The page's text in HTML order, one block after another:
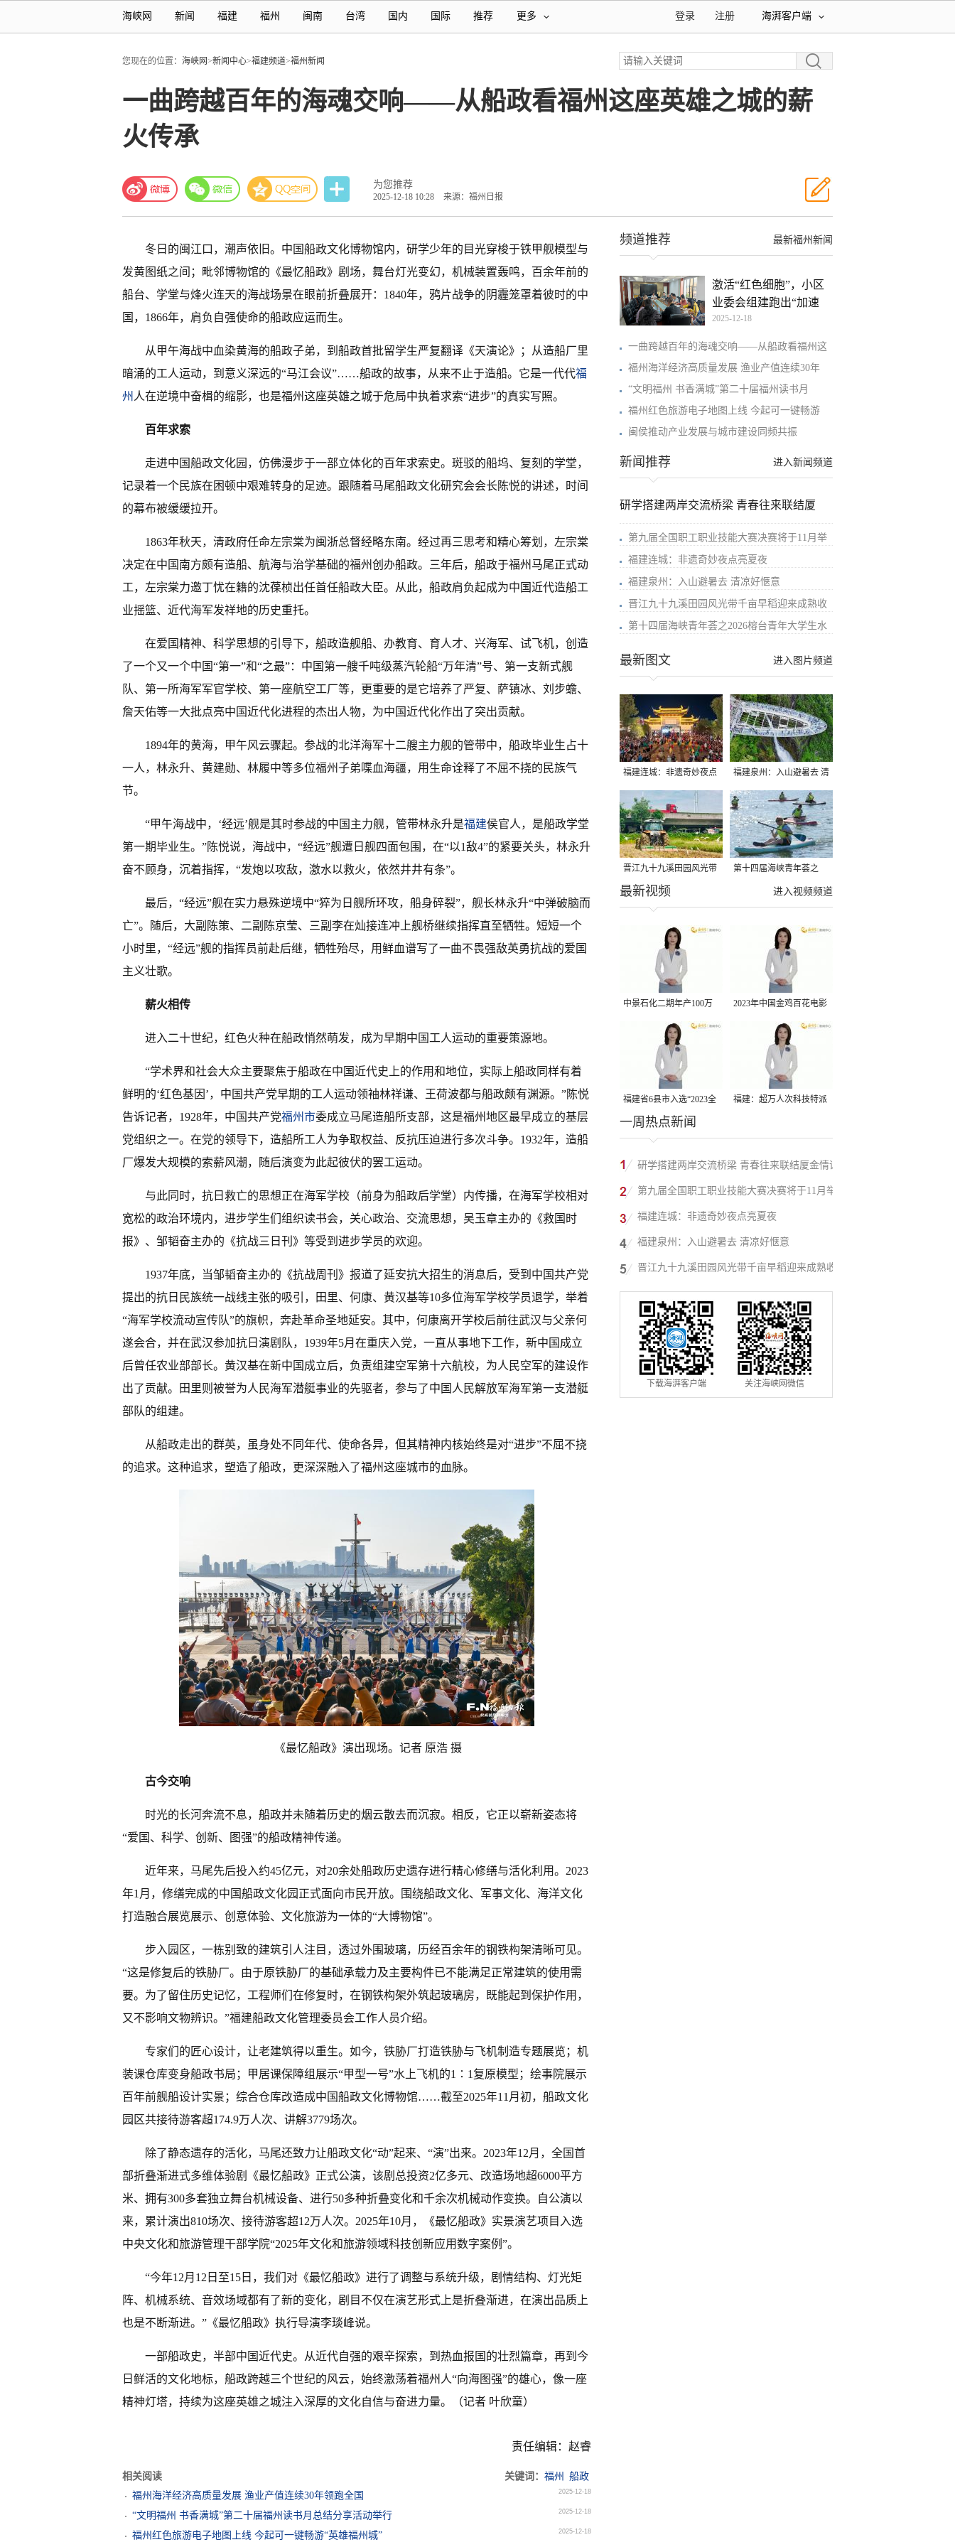
海峡网 新闻 福建 福州 闽南 台湾 国内 国际 推荐 更多 海湃客户端
注册
登录
您现在的位置： 海峡网>新闻中心>福建频道>福州新闻
一曲跨越百年的海魂交响——从船政看福州这座英雄之城的薪
火传承
为您推荐
2025-12-18 10:28 来源：福州日报
冬日的闽江口，潮声依旧。中国船政文化博物馆内，研学少年的目光穿梭于铁甲舰模型与
发黄图纸之间；毗邻博物馆的《最忆船政》剧场，舞台灯光变幻，机械装置轰鸣，百余年前的
船台、学堂与烽火连天的海战场景在眼前折叠展开：1840年，鸦片战争的阴霾笼罩着彼时的中
国，1866年，肩负自强使命的船政应运而生。
从甲午海战中血染黄海的船政子弟，到船政首批留学生严复翻译《天演论》；从造船厂里
暗涌的工人运动，到意义深远的“马江会议”……船政的故事，从来不止于造船。它是一代代福
州 人在逆境中奋楫的缩影，也是福州这座英雄之城于危局中执着求索“进步”的真实写照。
百年求索
走进中国船政文化园，仿佛漫步于一部立体化的百年求索史。斑驳的船坞、复刻的学堂，
记录着一个民族在困顿中艰难转身的足迹。跟随着马尾船政文化研究会会长陈悦的讲述，时间
的幕布被缓缓拉开。
1863年秋天，清政府任命左宗棠为闽浙总督经略东南。经过再三思考和精心筹划，左宗棠
决定在中国南方颇有造船、航海与治学基础的福州创办船政。三年后，船政于福州马尾正式动
工，左宗棠力邀丁忧在籍的沈葆桢出任首任船政大臣。从此，船政肩负起成为中国近代造船工
业摇篮、近代海军发祥地的历史重托。
在爱国精神、科学思想的引导下，船政造舰船、办教育、育人才、兴海军、试飞机，创造
了一个又一个中国“第一”和“之最”：中国第一艘千吨级蒸汽轮船“万年清”号、第一支新式舰
队、第一所海军军官学校、第一座航空工厂等，更重要的是它培养了严复、萨镇冰、刘步蟾、
詹天佑等一大批点亮中国近代化进程的杰出人物，为中国近代化作出了突出贡献。
1894年的黄海，甲午风云骤起。参战的北洋海军十二艘主力舰的管带中，船政毕业生占十
一人，林永升、黄建勋、林履中等多位福州子弟喋血海疆，用生命诠释了不屈不挠的民族气
节。
“甲午海战中，‘经远’舰是其时参战的中国主力舰，管带林永升是福建侯官人，是船政学堂
第一期毕业生。”陈悦说，海战中，“经远”舰遭日舰四面包围，在“以1敌4”的紧要关头，林永升
奋不顾身，沉着指挥，“发炮以攻敌，激水以救火，依然井井有条”。
最后，“经远”舰在实力悬殊逆境中“猝为日舰所环攻，船身碎裂”，舰长林永升“中弹破脑而
亡”。随后，大副陈策、二副陈京莹、三副李在灿接连冲上舰桥继续指挥直至牺牲。短短一个
小时里，“经远”舰的指挥员前赴后继，牺牲殆尽，用鲜血谱写了一曲不畏强敌英勇抗战的爱国
主义壮歌。
薪火相传
进入二十世纪，红色火种在船政悄然萌发，成为早期中国工人运动的重要策源地。
“学术界和社会大众主要聚焦于船政在中国近代史上的作用和地位，实际上船政同样有着
鲜明的‘红色基因’，中国共产党早期的工人运动领袖林祥谦、王荷波都与船政颇有渊源。”陈悦
告诉记者，1928年，中国共产党福州市委成立马尾造船所支部，这是福州地区最早成立的基层
党组织之一。在党的领导下，造船所工人为争取权益、反抗压迫进行多次斗争。1932年，造船
厂爆发大规模的索薪风潮，随后演变为此起彼伏的罢工运动。
与此同时，抗日救亡的思想正在海军学校（前身为船政后学堂）内传播，在海军学校相对
宽松的政治环境内，进步学生们组织读书会，关心政治、交流思想，吴玉章主办的《救国时
报》、邹韬奋主办的《抗战三日刊》等受到进步学员的欢迎。
1937年底，当邹韬奋主办的《抗战周刊》报道了延安抗大招生的消息后，受到中国共产党
提出的抗日民族统一战线主张的吸引，田里、何康、黄汉基等10多位海军学校学员退学，举着
“海军学校流动宣传队”的旗帜，奔赴革命圣地延安。其中，何康离开学校后前往武汉与父亲何
遂会合，并在武汉参加抗日演剧队，1939年5月在重庆入党，一直从事地下工作，新中国成立
后曾任农业部部长。黄汉基在新中国成立后，负责组建空军第十六航校，为人民空军的建设作
出了贡献。田里则被誉为人民海军潜艇事业的先驱者，参与了中国人民解放军海军第一支潜艇
部队的组建。
从船政走出的群英，虽身处不同年代、使命各异，但其精神内核始终是对“进步”不屈不挠
的追求。这种追求，塑造了船政，更深深融入了福州这座城市的血脉。
《最忆船政》演出现场。记者 原浩 摄
古今交响
时光的长河奔流不息，船政并未随着历史的烟云散去而沉寂。相反，它正以崭新姿态将
“爱国、科学、创新、图强”的船政精神传递。
近年来，马尾先后投入约45亿元，对20余处船政历史遗存进行精心修缮与活化利用。2023
年1月，修缮完成的中国船政文化园正式面向市民开放。围绕船政文化、军事文化、海洋文化
打造融合展览展示、创意体验、文化旅游为一体的“大博物馆”。
步入园区，一栋别致的建筑引人注目，透过外围玻璃，历经百余年的钢铁构架清晰可见。
“这是修复后的铁胁厂。由于原铁胁厂的基础承载力及主要构件已不能满足正常建筑的使用需
要。为了留住历史记忆，工程师们在修复时，在钢铁构架外筑起玻璃房，既能起到保护作用，
又不影响文物辨识。”福建船政文化管理委员会工作人员介绍。
专家们的匠心设计，让老建筑得以重生。如今，铁胁厂打造铁胁与飞机制造专题展览；机
装课仓库变身船政书局；甲居课保障组展示“甲型一号”水上飞机的1∶1复原模型；绘事院展示
百年前舰船设计实景；综合仓库改造成中国船政文化博物馆……截至2025年11月初，船政文化
园区共接待游客超174.9万人次、讲解3779场次。
除了静态遗存的活化，马尾还致力让船政文化“动”起来、“演”出来。2023年12月，全国首
部折叠渐进式多维体验剧《最忆船政》正式公演，该剧总投资2亿多元、改造场地超6000平方
米、拥有300多套独立舞台机械设备、进行50多种折叠变化和千余次机械动作变换。自公演以
来，累计演出810场次、接待游客超12万人次。2025年10月，《最忆船政》实景演艺项目入选
中央文化和旅游管理干部学院“2025年文化和旅游领域科技创新应用数字案例”。
“今年12月12日至15日，我们对《最忆船政》进行了调整与系统升级，剧情结构、灯光矩
阵、机械系统、音效场域都有了新的变化，剧目不仅在演艺形式上是折叠渐进，在演出品质上
也是不断渐进。”《最忆船政》执行导演李琰峰说。
一部船政史，半部中国近代史。从近代自强的艰辛探索，到热血报国的壮烈篇章，再到今
日鲜活的文化地标，船政跨越三个世纪的风云，始终激荡着福州人“向海图强”的雄心，像一座
精神灯塔，持续为这座英雄之城注入深厚的文化自信与奋进力量。（记者 叶欣童）
责任编辑：赵睿
相关阅读 关键词： 福州
船政
福州海洋经济高质量发展 渔业产值连续30年领跑全国
2025-12-18
“文明福州 书香满城”第二十届福州读书月总结分享活动举行 2025-12-18
福州红色旅游电子地图上线 今起可一键畅游“英雄福州城” 2025-12-18
最新福州新闻
频道推荐
激活“红色细胞”，小区
业委会组建跑出“加速
2025-12-18
一曲跨越百年的海魂交响——从船政看福州这
福州海洋经济高质量发展 渔业产值连续30年
“文明福州 书香满城”第二十届福州读书月
福州红色旅游电子地图上线 今起可一键畅游
闽侯推动产业发展与城市建设同频共振
进入新闻频道
新闻推荐
研学搭建两岸交流桥梁 青春往来联结厦
第九届全国职工职业技能大赛决赛将于11月举
福建连城：非遗奇妙夜点亮夏夜
福建泉州：入山避暑去 清凉好惬意
晋江九十九溪田园风光带千亩早稻迎来成熟收
第十四届海峡青年荟之2026榕台青年大学生水
进入图片频道
最新图文
福建连城：非遗奇妙夜点
亮夏夜
福建泉州：入山避暑去 清
凉好惬意
晋江九十九溪田园风光带
千亩早稻迎来成熟收割季
第十四届海峡青年荟之
2026榕台青年大学生水上
进入视频频道
最新视频
中景石化二期年产100万
吨丙烷脱氢项目建成中交
2023年中国金鸡百花电影
节有福电影巡展31日启动
福建省6县市入选“2023全
国县域发展潜力百强县”
福建：超万人次科技特派
一周热点新闻
研学搭建两岸交流桥梁 青春往来联结厦金情谊
第九届全国职工职业技能大赛决赛将于11月举
行
福建连城：非遗奇妙夜点亮夏夜
福建泉州：入山避暑去 清凉好惬意
晋江九十九溪田园风光带千亩早稻迎来成熟收
割季
下载海湃客户端 关注海峡网微信